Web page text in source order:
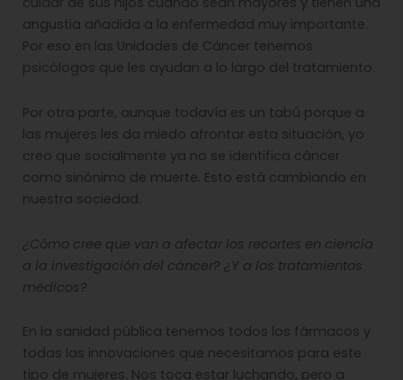
angustia añadida a la enfermedad muy importante.
Por eso en las Unidades de Cáncer tenemos
psicólogos que les ayudan a lo largo del tratamiento.
Por otra parte, aunque todavía es un tabú porque a
las mujeres les da miedo afrontar esta situación, yo
creo que socialmente ya no se identifica cáncer
como sinónimo de muerte. Esto está cambiando en
nuestra sociedad.
¿Cómo cree que van a afectar los recortes en ciencia
a la investigación del cáncer? ¿Y a los tratamientos
médicos?
En la sanidad pública tenemos todos los fármacos y
todas las innovaciones que necesitamos para este
tipo de mujeres. Nos toca estar luchando, pero a